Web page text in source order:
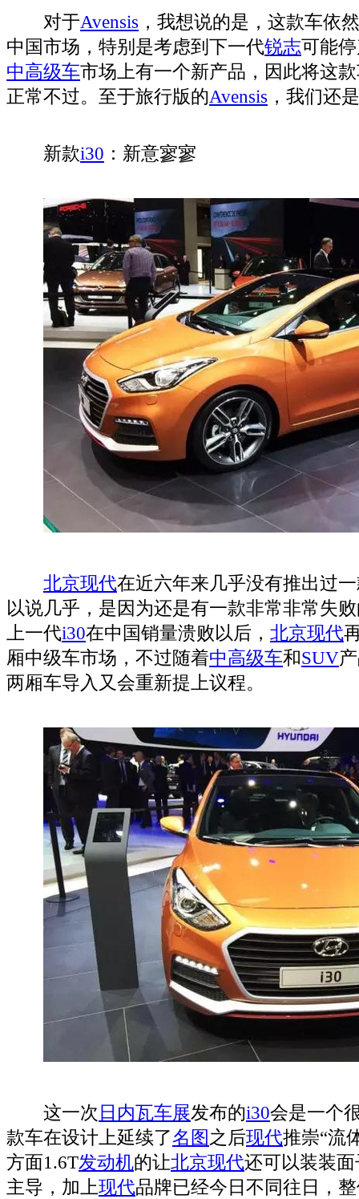
对于Avensis ，我想说的是，这款车依
中国市场，特别是考虑到下一代锐志可能
中高级车市场上有一个新产品，因此将这
正常不过。至于旅行版的Avensis ，我们还
新款i30 ：新意寥寥
北京现代在近六年来几乎没有推出过
以说几乎，是因为还是有一款非常非常失
上一代i30在中国销量溃败以后， 北京现代
厢中级车市场，不过随着中高级车和SUV
两厢车导入又会重新提上议程。
这一次 日内瓦车展发布的i30会是一个
款车在设计上延续了名图 之后现代推崇“流
方面1.6T发动机的让北京现代还可以装装
主导，加上现代品牌已经今日不同往日，